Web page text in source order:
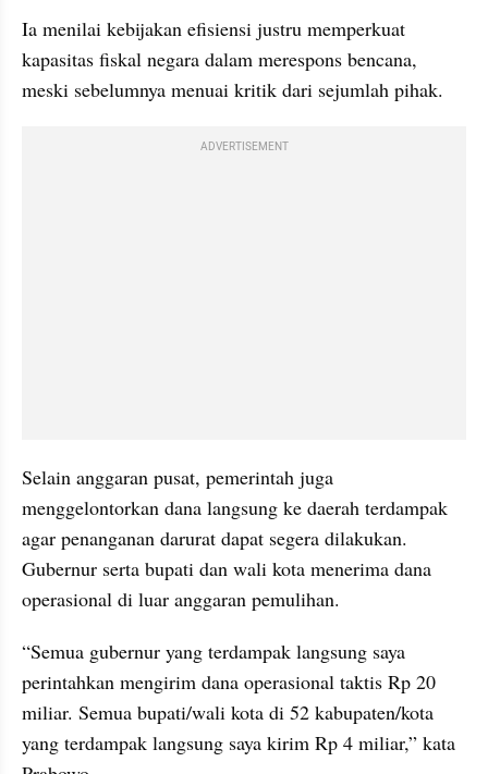
Ia menilai kebijakan efisiensi justru memperkuat
kapasitas fiskal negara dalam merespons bencana,
meski sebelumnya menuai kritik dari sejumlah pihak.
ADVERTISEMENT
Selain anggaran pusat, pemerintah juga
menggelontorkan dana langsung ke daerah terdampak
agar penanganan darurat dapat segera dilakukan.
Gubernur serta bupati dan wali kota menerima dana
operasional di luar anggaran pemulihan.
“Semua gubernur yang terdampak langsung saya
perintahkan mengirim dana operasional taktis Rp 20
miliar. Semua bupati/wali kota di 52 kabupaten/kota
yang terdampak langsung saya kirim Rp 4 miliar,” kata